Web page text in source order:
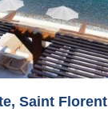
Saint Florent